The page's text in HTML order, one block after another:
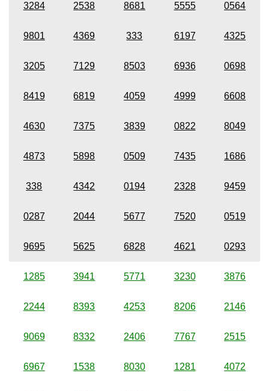
3284 2538 8681 5555 0564
9801 4369 333 6197 4325
3205 7129 8503 6936 0698
8419 6819 4059 4999 6608
4630 7375 3839 0822 8049
4873 5898 0509 7435 1686
338 4342 0194 2328 9459
0287 2044 5677 7520 0519
9695 5625 6828 4621 0293
1285 3941 5771 3230 3876
2244 8393 4253 8206 2146
9069 8332 2406 7767 2515
6967 1538 8030 1281 4072